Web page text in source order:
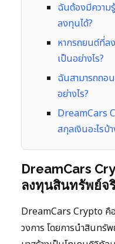
ฉันต้องมีความ
ลงทุนได้?
หากรถยนต์ที่ล
เป็นอย่างไร?
ฉันสามารถถอ
อย่างไร?
DreamCars
สกุลเงินอะไรบ้
DreamCars
ลงทุนสินทรัพย์จ
DreamCars Crypto
วงการ โดยการนำสินทรั